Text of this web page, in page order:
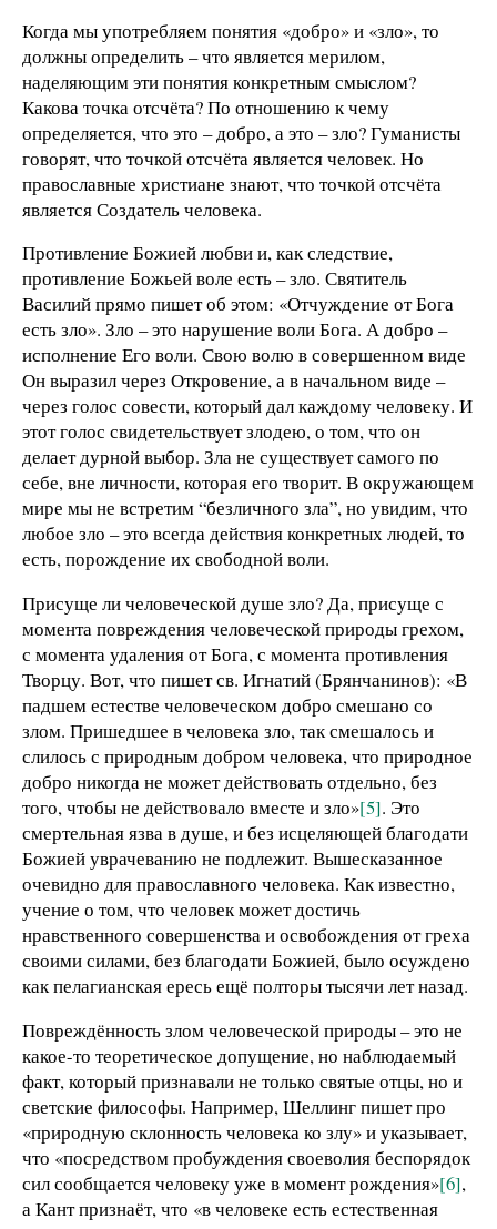
Когда мы употребляем понятия «добро» и «зло», то
должны определить – что является мерилом,
наделяющим эти понятия конкретным смыслом?
Какова точка отсчёта? По отношению к чему
определяется, что это – добро, а это – зло? Гуманисты
говорят, что точкой отсчёта является человек. Но
православные христиане знают, что точкой отсчёта
является Создатель человека.
Противление Божией любви и, как следствие,
противление Божьей воле есть – зло. Святитель
Василий прямо пишет об этом: «Отчуждение от Бога
есть зло». Зло – это нарушение воли Бога. А добро –
исполнение Его воли. Свою волю в совершенном виде
Он выразил через Откровение, а в начальном виде –
через голос совести, который дал каждому человеку. И
этот голос свидетельствует злодею, о том, что он
делает дурной выбор. Зла не существует самого по
себе, вне личности, которая его творит. В окружающем
мире мы не встретим “безличного зла”, но увидим, что
любое зло – это всегда действия конкретных людей, то
есть, порождение их свободной воли.
Присуще ли человеческой душе зло? Да, присуще с
момента повреждения человеческой природы грехом,
с момента удаления от Бога, с момента противления
Творцу. Вот, что пишет св. Игнатий (Брянчанинов): «В
падшем естестве человеческом добро смешано со
злом. Пришедшее в человека зло, так смешалось и
слилось с природным добром человека, что природное
добро никогда не может действовать отдельно, без
того, чтобы не действовало вместе и зло»[5]. Это
смертельная язва в душе, и без исцеляющей благодати
Божией уврачеванию не подлежит. Вышесказанное
очевидно для православного человека. Как известно,
учение о том, что человек может достичь
нравственного совершенства и освобождения от греха
своими силами, без благодати Божией, было осуждено
как пелагианская ересь ещё полторы тысячи лет назад.
Повреждённость злом человеческой природы – это не
какое-то теоретическое допущение, но наблюдаемый
факт, который признавали не только святые отцы, но и
светские философы. Например, Шеллинг пишет про
«природную склонность человека ко злу» и указывает,
что «посредством пробуждения своеволия беспорядок
сил сообщается человеку уже в момент рождения»[6],
а Кант признаёт, что «в человеке есть естественная